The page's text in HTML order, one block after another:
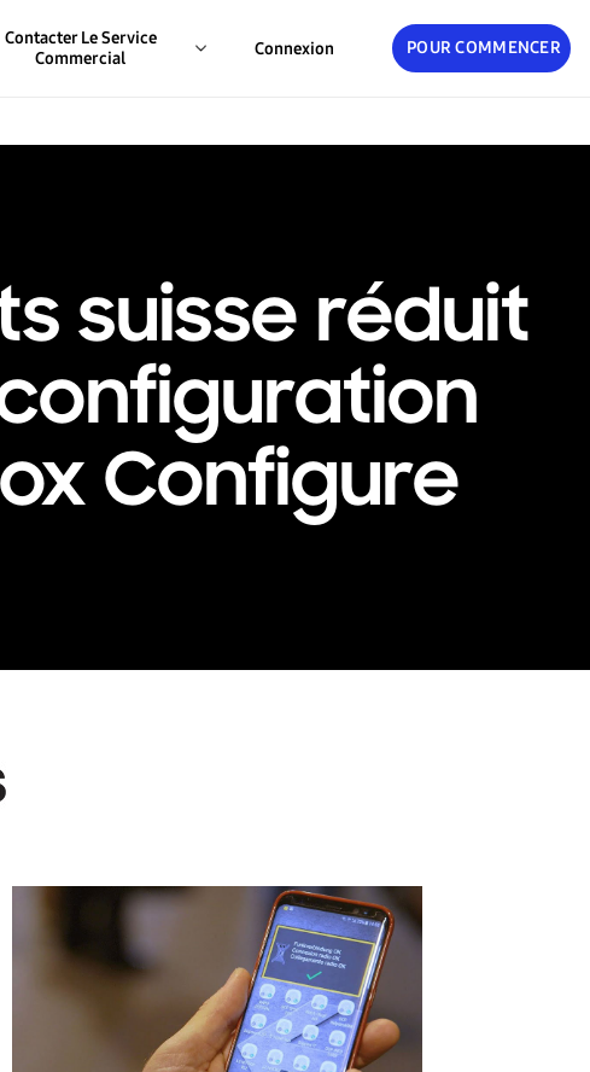
POUR COMMENCER
Contacter Le Service
Commercial
Connexion
suisse réduit
Configure